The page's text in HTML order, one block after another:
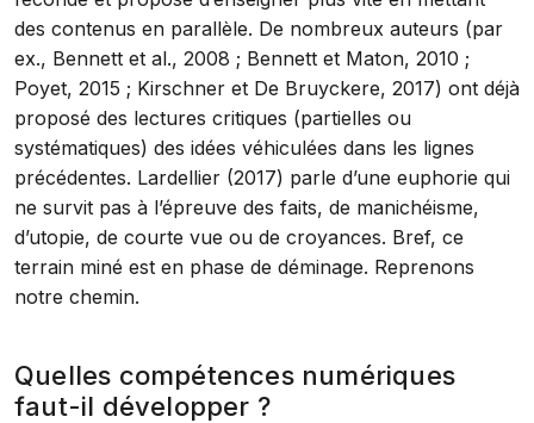
des contenus en parallèle. De nombreux auteurs (par
ex., Bennett et al., 2008 ; Bennett et Maton, 2010 ;
Poyet, 2015 ; Kirschner et De Bruyckere, 2017) ont déjà
proposé des lectures critiques (partielles ou
systématiques) des idées véhiculées dans les lignes
précédentes. Lardellier (2017) parle d’une euphorie qui
ne survit pas à l’épreuve des faits, de manichéisme,
d’utopie, de courte vue ou de croyances. Bref, ce
terrain miné est en phase de déminage. Reprenons
notre chemin.
Quelles compétences numériques
faut-il développer ?